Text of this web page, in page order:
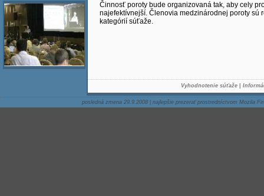
Činnosť poroty bude organizovaná tak, aby cely
najefektívnejší. Členovia medzinárodnej poroty
kategórií súťaže.
Vyhodnotenie súťaže |
posledná zmena 29.9.2008 najlepšie prezerať prostredníctvom Mozila